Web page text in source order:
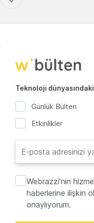
Teknoloji
Günlük Bülten
Etkinlikler
Webrazzi'nin
haberlerine ilişkin
onaylıyorum.